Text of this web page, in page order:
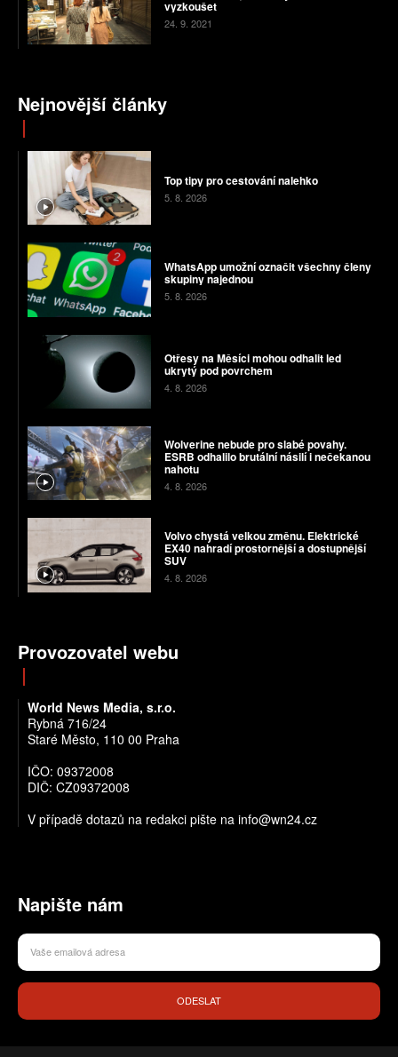
vyzkoušet
24. 9. 2021
Nejnovější články
Top tipy pro cestování nalehko
5. 8. 2026
WhatsApp umožní označit všechny členy
skupiny najednou
5. 8. 2026
Otřesy na Měsíci mohou odhalit led
ukrytý pod povrchem
4. 8. 2026
Wolverine nebude pro slabé povahy.
ESRB odhalilo brutální násilí i nečekanou
nahotu
4. 8. 2026
Volvo chystá velkou změnu. Elektrické
EX40 nahradí prostornější a dostupnější
SUV
4. 8. 2026
Provozovatel webu
World News Media, s.r.o.
Rybná 716/24
Staré Město, 110 00 Praha
IČO: 09372008
DIČ: CZ09372008
V případě dotazů na redakci pište na info@wn24.cz
Napište nám
ODESLAT